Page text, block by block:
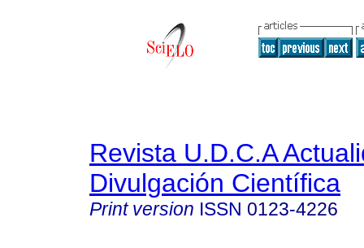
Revista U.D.C.A
Divulgación Científica
Print version ISSN 0123-4226